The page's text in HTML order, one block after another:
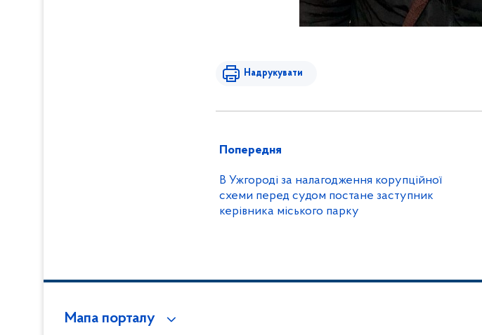
Надрукувати
Попередня
В Ужгороді за налагодження корупційної
схеми перед судом постане заступник
керівника міського парку
Мапа порталу